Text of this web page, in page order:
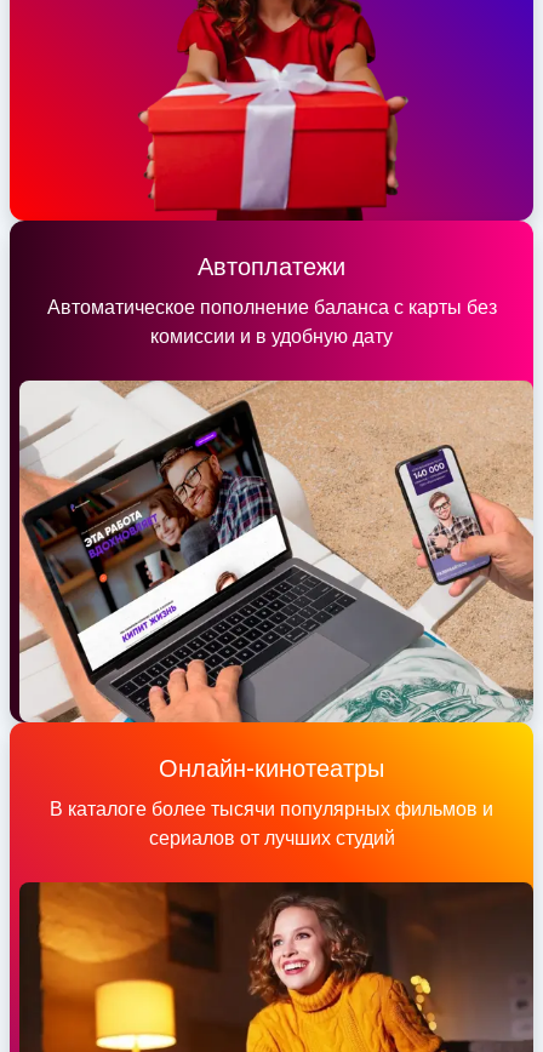
Автоплатежи
Автоматическое пополнение баланса с карты без
комиссии и в удобную дату
Онлайн-кинотеатры
В каталоге более тысячи популярных фильмов и
сериалов от лучших студий